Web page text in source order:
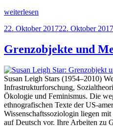
„Repositories
Cooperation“
weiterlesen
Veröffentlicht
22. Oktober 201722. Oktober 2017
Grenzobjekte und
Susan Leigh Stars (1954–2010)
Infrastrukturforschung,
Ökologie und Feminismus. Die
ethnografischen Texte der US-
Wissenschaftssoziologin liegen
auf Deutsch vor. Ihre Arbeiten zu